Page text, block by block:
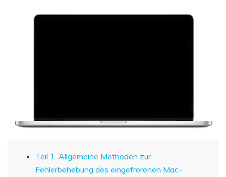
Teil 1. Allgemeine Methoden zur
Fehlerbehebung des eingefrorenen Mac-